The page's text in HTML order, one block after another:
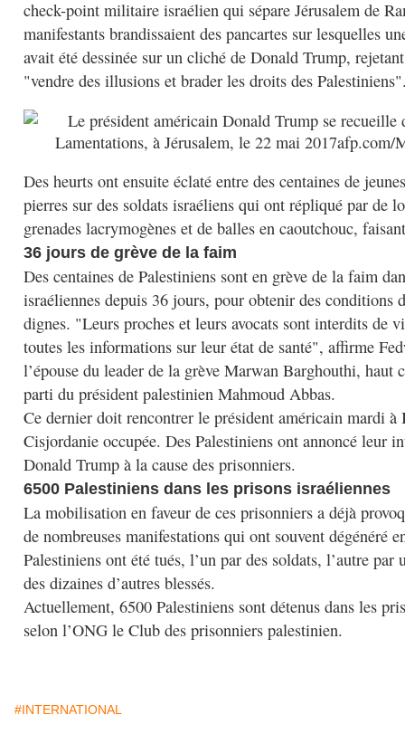
check-point militaire israélien qui sépare Jérusalem de
manifestants brandissaient des pancartes sur lesquelles
avait été dessinée sur un cliché de Donald Trump,
"vendre des illusions et brader les droits des
Des heurts ont ensuite éclaté entre des centaines de
pierres sur des soldats israéliens qui ont répliqué par de
grenades lacrymogènes et de balles en caoutchouc,
36 jours de grève de la faim
Des centaines de Palestiniens sont en grève de la faim
israéliennes depuis 36 jours, pour obtenir des conditions
dignes. "Leurs proches et leurs avocats sont interdits de
toutes les informations sur leur état de santé", affirme
l’épouse du leader de la grève Marwan Barghouthi, haut
parti du président palestinien Mahmoud Abbas.
Ce dernier doit rencontrer le président américain mardi à
Cisjordanie occupée. Des Palestiniens ont annoncé leur
Donald Trump à la cause des prisonniers.
6500 Palestiniens dans les prisons israéliennes
La mobilisation en faveur de ces prisonniers a déjà
de nombreuses manifestations qui ont souvent dégénéré
Palestiniens ont été tués, l’un par des soldats, l’autre
des dizaines d’autres blessés.
Actuellement, 6500 Palestiniens sont détenus dans les
selon l’ONG le Club des prisonniers palestinien.
#INTERNATIONAL